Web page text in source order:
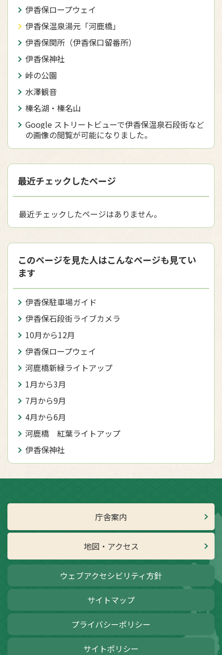
伊香保ロープウェイ
伊香保温泉湯元「河鹿橋」
伊香保関所（伊香保口留番所）
伊香保神社
峠の公園
水澤観音
榛名湖・榛名山
Google ストリートビューで伊香保温泉石段街など
の画像の閲覧が可能になりました。
最近チェックしたページ
最近チェックしたページはありません。
このページを見た人はこんなページも見てい
ます
伊香保駐車場ガイド
伊香保石段街ライブカメラ
10月から12月
伊香保ロープウェイ
河鹿橋新緑ライトアップ
1月から3月
7月から9月
4月から6月
河鹿橋 紅葉ライトアップ
伊香保神社
庁舎案内
地図・アクセス
ウェブアクセシビリティ方針
サイトマップ
プライバシーポリシー
サイトポリシー